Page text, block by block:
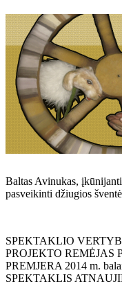
Baltas Avinukas,
pasveikinti džiugios
SPEKTAKLIO
PROJEKTO REMĖJAS
PREMJERA 2014 m.
SPEKTAKLIS